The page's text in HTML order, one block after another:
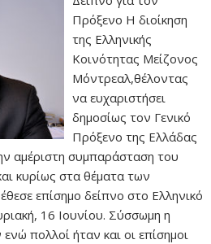
Πρόξενο Η διοίκηση
της Ελληνικής
Κοινότητας Μείζονος
Μόντρεαλ,θέλοντας
να ευχαριστήσει
δημοσίως τον Γενικό
Πρόξενο της Ελλάδας
αμέριστη συμπαράσταση του
κυρίως στα θέματα των
επίσημο δείπνο στο Ελληνικό
16 Ιουνίου. Σύσσωμη η
πολλοί ήταν και οι επίσημοι